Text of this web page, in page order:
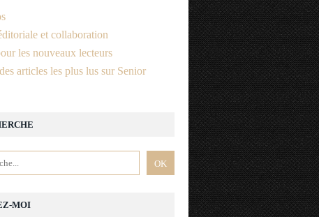
MOI
et collaboration
les nouveaux lecteurs
articles les plus lus sur Senior